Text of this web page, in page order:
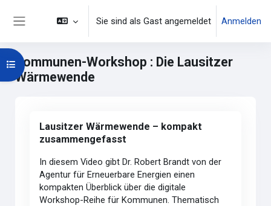
Sie sind als Gast angemeldet Anmelden
Kommunen-Workshop : Die Lausitzer
Wärmewende
Lausitzer Wärmewende – kompakt
zusammengefasst
In diesem Video gibt Dr. Robert Brandt von der
Agentur für Erneuerbare Energien einen
kompakten Überblick über die digitale
Workshop-Reihe für Kommunen. Thematisch
Kursindex öffnen